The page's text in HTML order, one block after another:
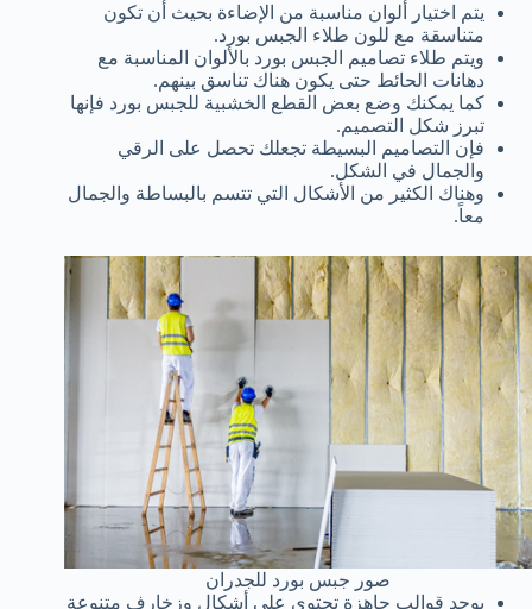
يتم اختيار ألوان مناسبة من الإضاءة بحيث أن تكون
متناسقة مع للون طلاء الجبس بورد.
ويتم طلاء تصاميم الجبس بورد بالألوان المناسبة مع
دهانات الحائط حتى يكون هناك تناسق بينهم.
كما يمكنك وضع بعض القطع الخشبية للجبس بورد فإنها
تبرز شكل التصميم.
فإن التصاميم البسيطة تجعلك تحصل على الرقي
والجمال في الشكل.
وهناك الكثير من الأشكال التي تتسم بالبساطة والجمال
معاً.
صور جبس بورد للجدران
يوجد قوالب جاهزة تحتوي على أشكال وزخارف متنوعة